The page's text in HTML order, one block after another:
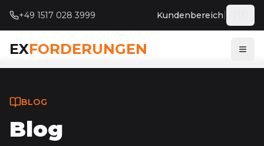
+49 1517 028 3999 Kundenbereich
EXFORDERUNGEN
BLOG
Blog